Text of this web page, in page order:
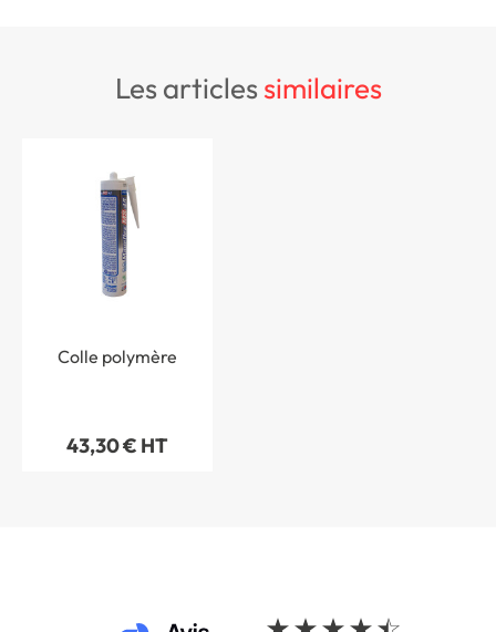
les articlessimilaires
Colle polymère
43,30 € HT